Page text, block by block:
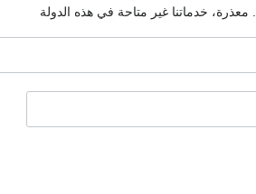
معذرة، خدماتنا غير متاحة في هذه الدولة